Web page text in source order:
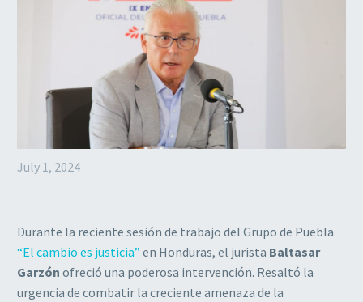
July 1, 2024
Durante la reciente sesión de trabajo del Grupo de Puebla
“El cambio es justicia” en Honduras, el jurista Baltasar
Garzón ofreció una poderosa intervención. Resaltó la
urgencia de combatir la creciente amenaza de la